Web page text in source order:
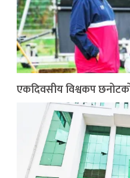
एकदिवसीय विश्वकप